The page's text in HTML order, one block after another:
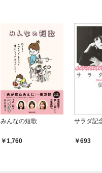
みんなの短歌
1,760
サラダ記
693